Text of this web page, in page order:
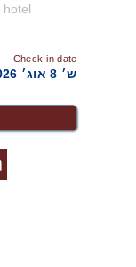
Check-in date
ש׳ 8 אוג׳ 2026